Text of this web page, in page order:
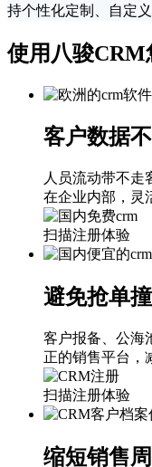
持个性化定制、自定义
使用八骏CRM
客户数据
人员流动带不走
在企业内部，灵
扫描注册体验
避免抢单
客户报备、公海
正的销售平台，
扫描注册体验
缩短销售